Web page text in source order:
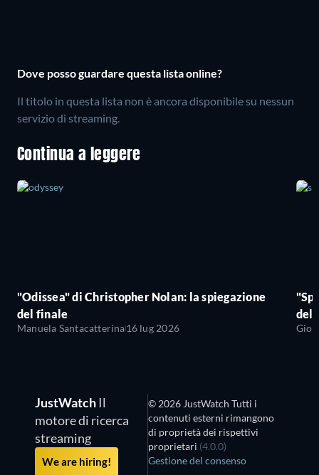
Dove posso guardare questa lista online?
Il titolo in questa lista non è ancora disponibile su nessun
servizio di streaming.
Continua a leggere
"Odissea" di Christopher Nolan: la spiegazione
del finale
Manuela Santacatterina16 lug 2026
del
JustWatch Il
motore di ricerca
streaming
We are hiring!
© 2026 JustWatch Tutti i
contenuti esterni rimangono
di proprietà dei rispettivi
proprietari (4.0.0)
Gestione del consenso